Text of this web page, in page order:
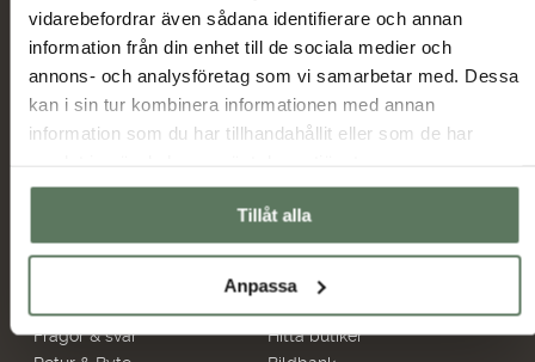
vidarebefordrar även sådana identifierare och annan
information från din enhet till de sociala medier och
annons- och analysföretag som vi samarbetar med. Dessa
kan i sin tur kombinera informationen med annan
information som du har tillhandahållit eller som de har
Tillåt alla
Anpassa
Huvudmeny
Outlet
Information
Ambassadörer
Samarbetspartners
Frågor & svar
Återförsäljare
Hitta butiker
Skicka